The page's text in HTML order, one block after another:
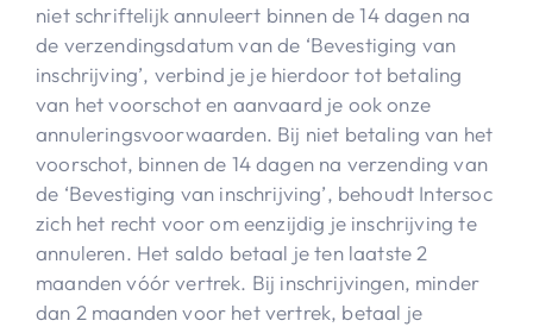
niet schriftelijk annuleert binnen de 14 dagen na
de verzendingsdatum van de ‘Bevestiging van
inschrijving’, verbind je je hierdoor tot betaling
van het voorschot en aanvaard je ook onze
annuleringsvoorwaarden. Bij niet betaling van het
voorschot, binnen de 14 dagen na verzending van
de ‘Bevestiging van inschrijving’, behoudt Intersoc
zich het recht voor om eenzijdig je inschrijving te
annuleren. Het saldo betaal je ten laatste 2
maanden vóór vertrek. Bij inschrijvingen, minder
dan 2 maanden voor het vertrek, betaal je